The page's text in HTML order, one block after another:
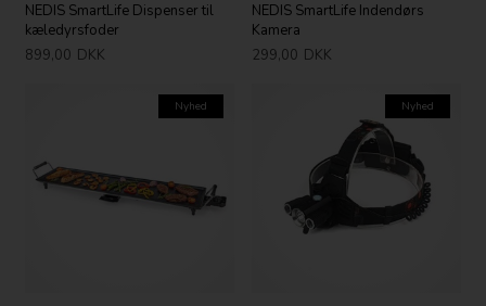
NEDIS SmartLife Dispenser til
kæledyrsfoder
899,00 DKK
NEDIS SmartLife Indendørs
Kamera
299,00 DKK
Nyhed Nyhed